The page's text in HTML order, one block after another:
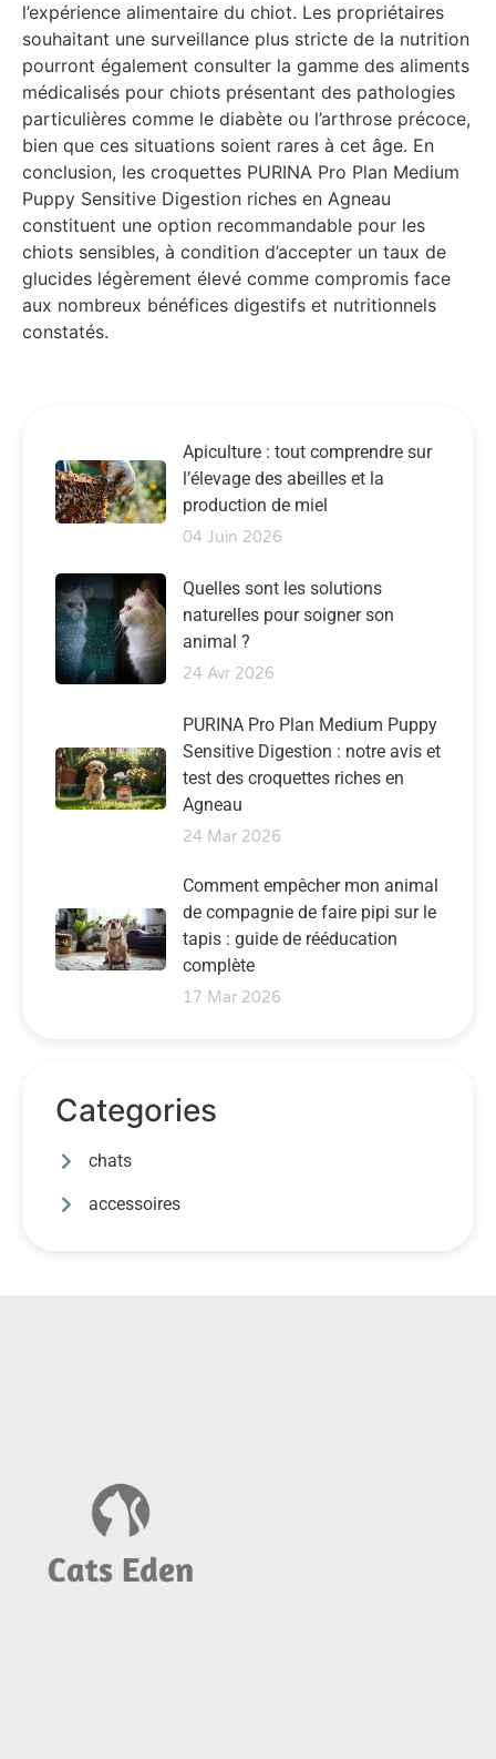
l’expérience alimentaire du chiot. Les propriétaires
souhaitant une surveillance plus stricte de la nutrition
pourront également consulter la gamme des aliments
médicalisés pour chiots présentant des pathologies
particulières comme le diabète ou l’arthrose précoce,
bien que ces situations soient rares à cet âge. En
conclusion, les croquettes PURINA Pro Plan Medium
Puppy Sensitive Digestion riches en Agneau
constituent une option recommandable pour les
chiots sensibles, à condition d’accepter un taux de
glucides légèrement élevé comme compromis face
aux nombreux bénéfices digestifs et nutritionnels
constatés.
Apiculture : tout comprendre sur
l’élevage des abeilles et la
production de miel
04 Juin 2026
Quelles sont les solutions
naturelles pour soigner son
animal ?
24 Avr 2026
PURINA Pro Plan Medium Puppy
Sensitive Digestion : notre avis et
test des croquettes riches en
Agneau
24 Mar 2026
Comment empêcher mon animal
de compagnie de faire pipi sur le
tapis : guide de rééducation
complète
17 Mar 2026
Categories
chats
accessoires